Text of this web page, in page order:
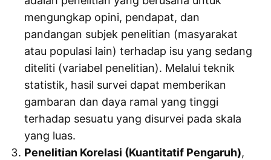
mengungkap opini, pendapat, dan
pandangan subjek penelitian (masyarakat
atau populasi lain) terhadap isu yang sedang
diteliti (variabel penelitian). Melalui teknik
statistik, hasil survei dapat memberikan
gambaran dan daya ramal yang tinggi
terhadap sesuatu yang disurvei pada skala
yang luas.
Penelitian Korelasi (Kuantitatif Pengaruh),